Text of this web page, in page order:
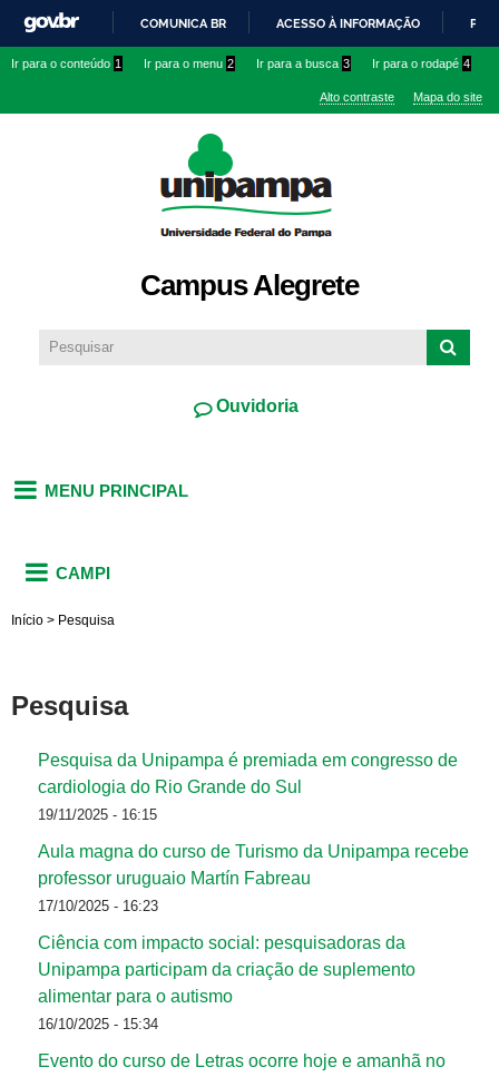
conteúdo
IR
O
COMUNICA BR ACESSO À INFORMAÇÃO
Ir para o conteúdo 1 Ir para o menu 2 Ir para a busca 3 Ir para o rodapé 4
Alto contraste Mapa do site
Campus Alegrete
Ouvidoria
MENU PRINCIPAL
CAMPI
Início > Pesquisa
Pesquisa
Pesquisa da Unipampa é premiada em congresso de
cardiologia do Rio Grande do Sul
19/11/2025 - 16:15
Aula magna do curso de Turismo da Unipampa recebe
professor uruguaio Martín Fabreau
17/10/2025 - 16:23
Ciência com impacto social: pesquisadoras da
Unipampa participam da criação de suplemento
alimentar para o autismo
16/10/2025 - 15:34
Evento do curso de Letras ocorre hoje e amanhã no